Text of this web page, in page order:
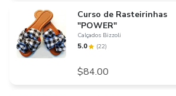
Curso de Rasteirinhas
"POWER"
Calçados Bizzoli
5.0 (22)
$84.00